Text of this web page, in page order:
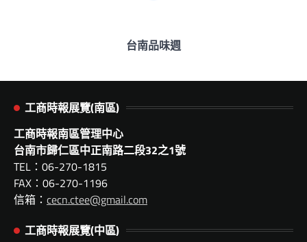
台南品味週
工商時報展覽(南區)
工商時報南區管理中心
台南市歸仁區中正南路二段32之1號
TEL：06-270-1815
FAX：06-270-1196
信箱： cecn.ctee@gmail.com
工商時報展覽(中區)